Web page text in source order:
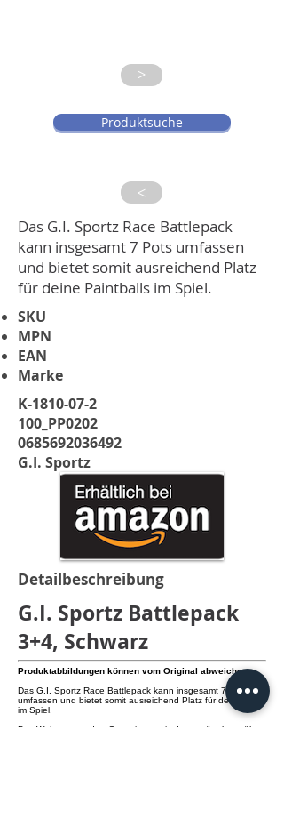
>
Produktsuche
>
Das G.I. Sportz Race Battlepack
kann insgesamt 7 Pots umfassen
und bietet somit ausreichend Platz
für deine Paintballs im Spiel.
K-1810-07-2
100_PP0202
0685692036492
G.I. Sportz
Detailbeschreibung
G.I. Sportz Battlepack
3+4, Schwarz
Produktabbildungen können vom Original abweichen.
Das G.I. Sportz Race Battlepack kann insgesamt 7 Pots
umfassen und bietet somit ausreichend Platz für deine Paint
im Spiel.
Des Weiteren wurden Gummisterne im Innengürtel vernäht,
SKU
MPN
EAN
Marke